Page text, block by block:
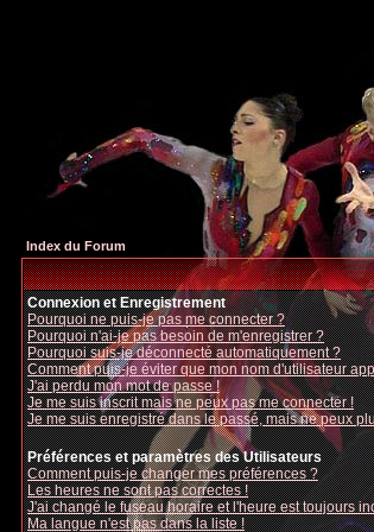
Index du Forum
Connexion et Enregistrement
Pourquoi ne puis-je pas me connecter ?
Pourquoi n'ai-je pas besoin de m'enregistrer ?
Pourquoi suis-je déconnecté automatiquement ?
Comment puis-je éviter que mon nom d'utilisateur
J'ai perdu mon mot de passe !
Je me suis inscrit mais ne peux pas me connecter !
Je me suis enregistré dans le passé, mais ne peux
Préférences et paramètres des Utilisateurs
Comment puis-je changer mes préférences ?
Les heures ne sont pas correctes !
J'ai changé le fuseau horaire et l'heure est toujours
Ma langue n'est pas dans la liste !